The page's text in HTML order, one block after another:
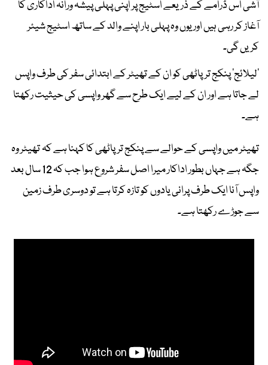
آشی اس ڈرامے کے ذریعے اسٹیج پر اپنی پہلی پیشہ ورانہ اداکاری کا
آغاز کر رہی ہیں اور یوں وہ پہلی بار اپنے والد کے ساتھ اسٹیج شیئر
کریں گی۔
’لیلائج‘ پنکج ترپاٹھی کو ان کے تھیٹر کے ابتدائی سفر کی طرف واپس
لے جاتا ہے اور ان کے لیے ایک طرح سے گھر واپسی کی حیثیت رکھتا
ہے۔
تھیٹر میں واپسی کے حوالے سے پنکج ترپاٹھی کا کہنا ہے کہ تھیٹر وہ
جگہ ہے جہاں بطور اداکار میرا اصل سفر شروع ہوا جب کہ 12 سال بعد
واپس آنا ایک طرف پرانی یادوں کو تازہ کرتا ہے تو دوسری طرف زمین
سے جوڑے رکھتا ہے۔